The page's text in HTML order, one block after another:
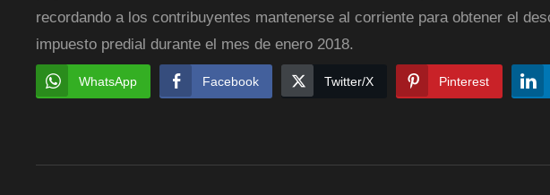
recordando a los contribuyentes mantenerse al corriente para obtener el
impuesto predial durante el mes de enero 2018.
WhatsApp Facebook Twitter/X Pinterest